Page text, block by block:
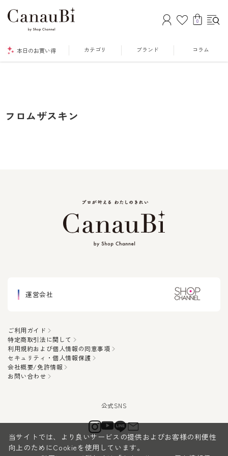
0
本日のお買い得 カテゴリ ブランド コラム
フロムザスキン
運営会社
ご利用ガイド
特定商取引法に関して
利用規約および個人情報の同意事項
セキュリティ・個人情報保護
会社概要/免許情報
お問い合わせ
当サイトでは、より良いサービスの提供およびお客様の利便性
向上のためにCookieを使用しています。